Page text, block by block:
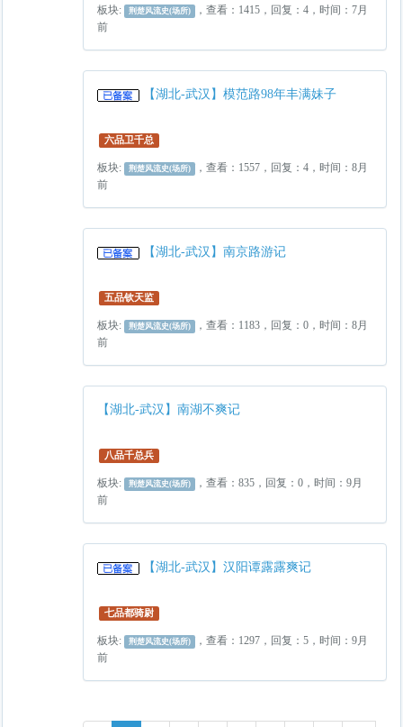
板块: 荆楚风流史(场所)
，查看：1415，回复：4，时间：7月
前
【湖北-武汉】模范路98年丰满妹子
六品卫千总
板块: 荆楚风流史(场所)
，查看：1557，回复：4，时间：8月
前
【湖北-武汉】南京路游记
五品钦天监
板块: 荆楚风流史(场所)
，查看：1183，回复：0，时间：8月
前
【湖北-武汉】南湖不爽记
八品千总兵
板块: 荆楚风流史(场所)
，查看：835，回复：0，时间：9月
前
【湖北-武汉】汉阳谭露露爽记
七品都骑尉
板块: 荆楚风流史(场所)
，查看：1297，回复：5，时间：9月
前